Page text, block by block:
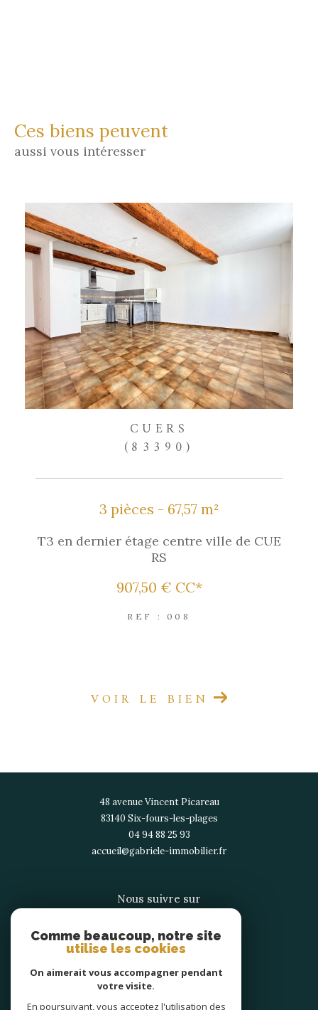
Ces biens peuvent
aussi vous intéresser
CUERS
(83390)
3 pièces - 67,57 m²
T3 en dernier étage centre ville de CUE
RS
907,50 € CC*
REF : 008
VOIR LE BIEN
48 avenue Vincent Picareau
83140
six-fours-les-plages
04 94 88 25 93
accueil@gabriele-immobilier.fr
Nous suivre sur
Adhérents
Comme beaucoup, notre site
utilise les cookies
On aimerait vous accompagner pendant
votre visite.
En poursuivant, vous acceptez l'utilisation des